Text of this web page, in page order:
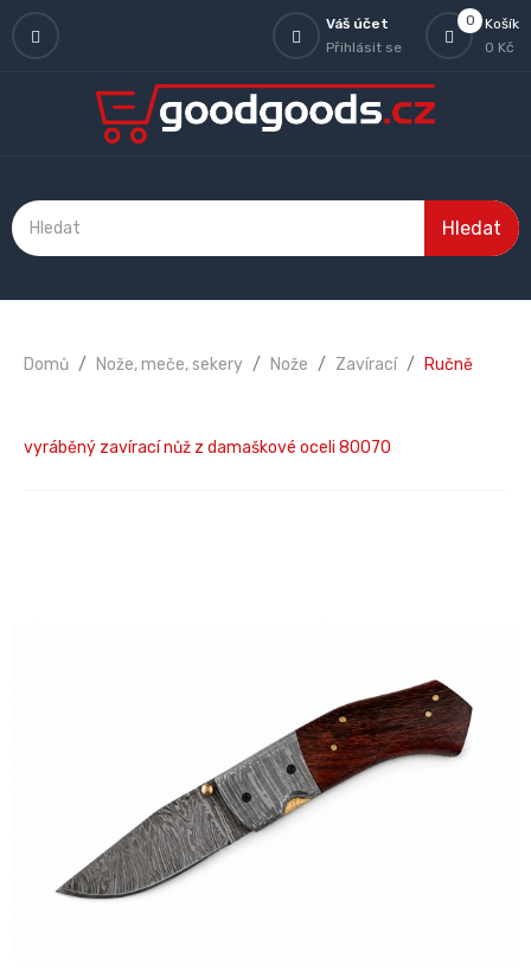
0
Košík
0 Kč
Váš účet
Přihlásit se
Hledat
Domů Nože, meče, sekery Nože Zavírací Ručně
vyráběný zavírací nůž z damaškové oceli 80070